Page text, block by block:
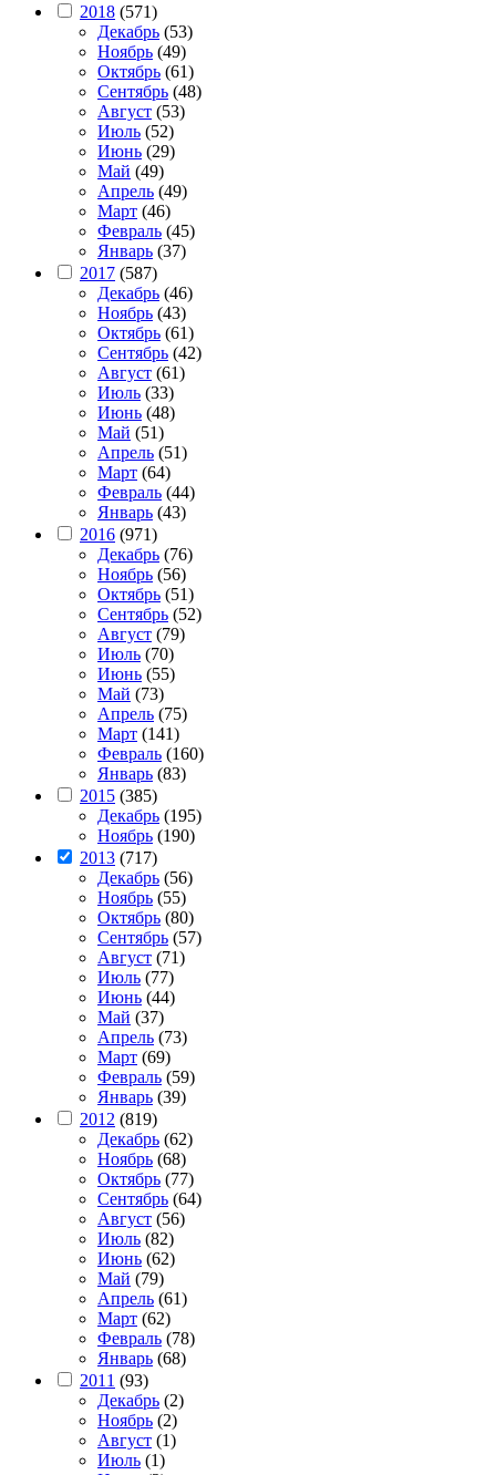
2018 (571)
Декабрь (53)
Ноябрь (49)
Октябрь (61)
Сентябрь (48)
Август (53)
Июль (52)
Июнь (29)
Май (49)
Апрель (49)
Март (46)
Февраль (45)
Январь (37)
2017 (587)
Декабрь (46)
Ноябрь (43)
Октябрь (61)
Сентябрь (42)
Август (61)
Июль (33)
Июнь (48)
Май (51)
Апрель (51)
Март (64)
Февраль (44)
Январь (43)
2016 (971)
Декабрь (76)
Ноябрь (56)
Октябрь (51)
Сентябрь (52)
Август (79)
Июль (70)
Июнь (55)
Май (73)
Апрель (75)
Март (141)
Февраль (160)
Январь (83)
2015 (385)
Декабрь (195)
Ноябрь (190)
2013 (717)
Декабрь (56)
Ноябрь (55)
Октябрь (80)
Сентябрь (57)
Август (71)
Июль (77)
Июнь (44)
Май (37)
Апрель (73)
Март (69)
Февраль (59)
Январь (39)
2012 (819)
Декабрь (62)
Ноябрь (68)
Октябрь (77)
Сентябрь (64)
Август (56)
Июль (82)
Июнь (62)
Май (79)
Апрель (61)
Март (62)
Февраль (78)
Январь (68)
2011 (93)
Декабрь (2)
Ноябрь (2)
Август (1)
Июль (1)